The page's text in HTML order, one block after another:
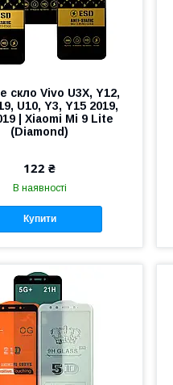
скло Vivo U3X, Y12,
U10, Y3, Y15 2019,
| Xiaomi Mi 9 Lite
(Diamond)
122 ₴
В наявності
Купити